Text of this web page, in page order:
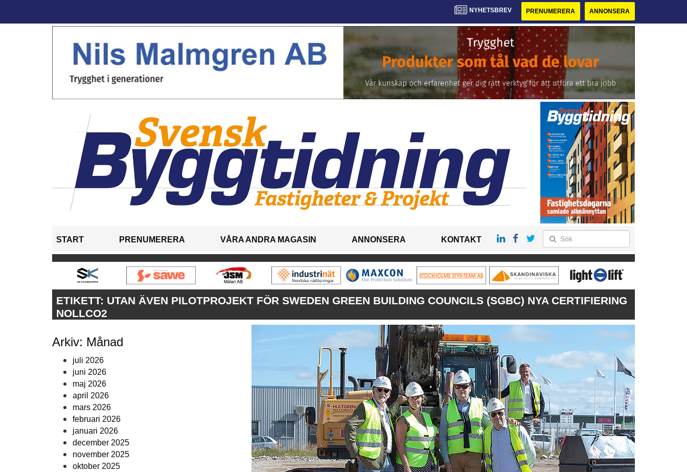
NYHETSBREV PRENUMERERA ANNONSERA
START PRENUMERERA VÅRA ANDRA MAGASIN ANNONSERA KONTAKT
ETIKETT: UTAN ÄVEN PILOTPROJEKT FÖR SWEDEN GREEN BUILDING COUNCILS (SGBC) NYA CERTIFIERING
NOLLCO2
Arkiv: Månad
juli 2026
juni 2026
maj 2026
april 2026
mars 2026
februari 2026
januari 2026
december 2025
november 2025
oktober 2025